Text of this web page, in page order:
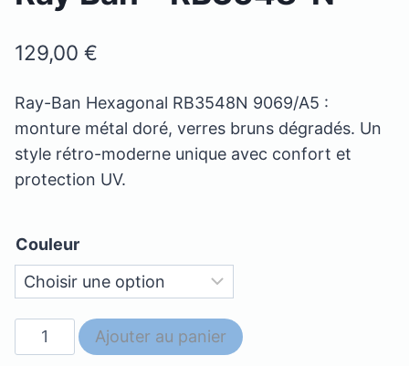
129,00€
Ray-Ban Hexagonal RB3548N 9069/A5 :
monture métal doré, verres bruns dégradés. Un
style rétro-moderne unique avec confort et
protection UV.
Couleur
quantité
de
Ajouter au panier